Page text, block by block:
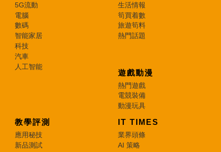
5G流動
電腦
數碼
智能家居
科技
汽車
人工智能
生活情報
筍買着數
旅遊筍料
熱門話題
遊戲動漫
熱門遊戲
電競裝備
動漫玩具
教學評測
應用秘技
新品測試
IT TIMES
業界頭條
AI 策略